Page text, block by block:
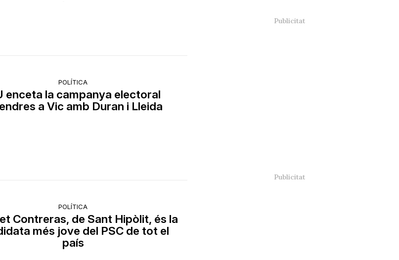
POLÍTICA
enceta la campanya electoral
a Vic amb Duran i Lleida
POLÍTICA
Contreras, de Sant Hipòlit, és la
més jove del PSC de tot el
país